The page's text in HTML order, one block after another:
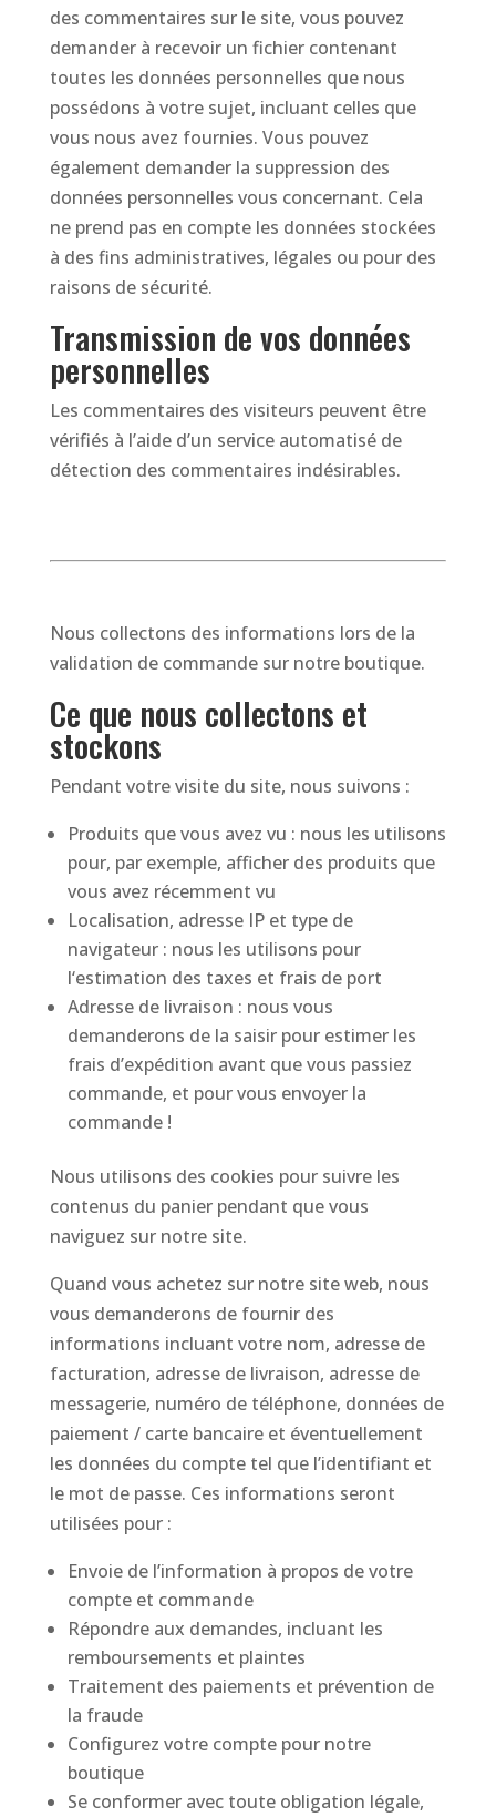
des commentaires sur le site, vous pouvez
demander à recevoir un fichier contenant
toutes les données personnelles que nous
possédons à votre sujet, incluant celles que
vous nous avez fournies. Vous pouvez
également demander la suppression des
données personnelles vous concernant. Cela
ne prend pas en compte les données stockées
à des fins administratives, légales ou pour des
raisons de sécurité.
Transmission de vos données
personnelles
Les commentaires des visiteurs peuvent être
vérifiés à l’aide d’un service automatisé de
détection des commentaires indésirables.
Nous collectons des informations lors de la
validation de commande sur notre boutique.
Ce que nous collectons et
stockons
Pendant votre visite du site, nous suivons :
Produits que vous avez vu : nous les utilisons
pour, par exemple, afficher des produits que
vous avez récemment vu
Localisation, adresse IP et type de
navigateur : nous les utilisons pour
l‘estimation des taxes et frais de port
Adresse de livraison : nous vous
demanderons de la saisir pour estimer les
frais d’expédition avant que vous passiez
commande, et pour vous envoyer la
commande !
Nous utilisons des cookies pour suivre les
contenus du panier pendant que vous
naviguez sur notre site.
Quand vous achetez sur notre site web, nous
vous demanderons de fournir des
informations incluant votre nom, adresse de
facturation, adresse de livraison, adresse de
messagerie, numéro de téléphone, données de
paiement / carte bancaire et éventuellement
les données du compte tel que l’identifiant et
le mot de passe. Ces informations seront
utilisées pour :
Envoie de l’information à propos de votre
compte et commande
Répondre aux demandes, incluant les
remboursements et plaintes
Traitement des paiements et prévention de
la fraude
Configurez votre compte pour notre
boutique
Se conformer avec toute obligation légale,